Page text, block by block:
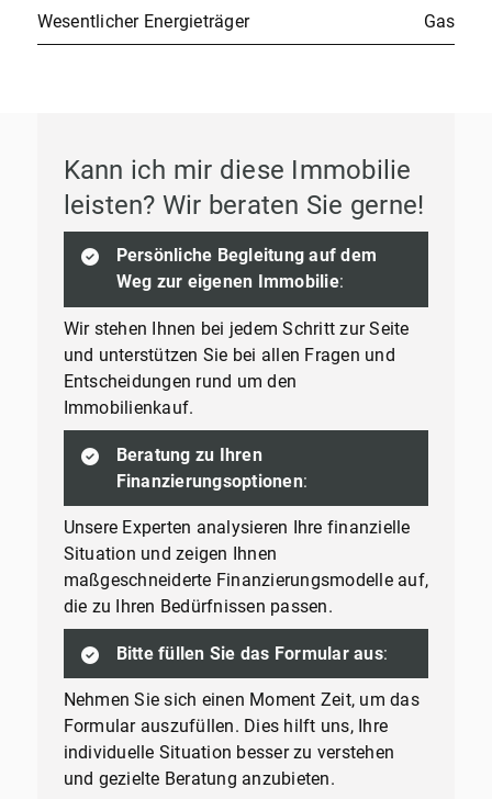
Wesentlicher Energieträger Gas
Kann ich mir diese Immobilie
leisten? Wir beraten Sie gerne!
Persönliche Begleitung auf dem
Weg zur eigenen Immobilie:
Wir stehen Ihnen bei jedem Schritt zur Seite
und unterstützen Sie bei allen Fragen und
Entscheidungen rund um den
Immobilienkauf.
Beratung zu Ihren
Finanzierungsoptionen:
Unsere Experten analysieren Ihre finanzielle
Situation und zeigen Ihnen
maßgeschneiderte Finanzierungsmodelle auf,
die zu Ihren Bedürfnissen passen.
Bitte füllen Sie das Formular aus:
Nehmen Sie sich einen Moment Zeit, um das
Formular auszufüllen. Dies hilft uns, Ihre
individuelle Situation besser zu verstehen
und gezielte Beratung anzubieten.